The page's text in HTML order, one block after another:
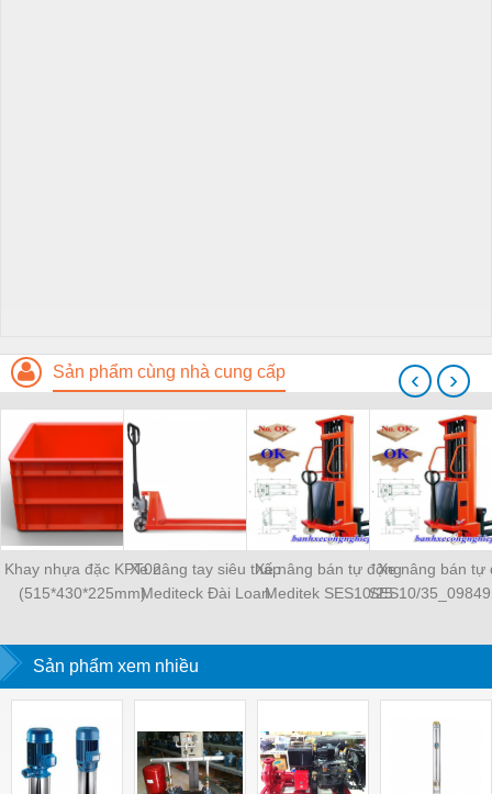
Sản phẩm cùng nhà cung cấp
Khay nhựa đặc KPT02
(515*430*225mm)
Xe nâng tay siêu thấp
Mediteck Đài Loan
Xe nâng bán tự động
Meditek SES10/25
Xe nâng bán tự
SES10/
‹ ›
Sản phẩm xem nhiều